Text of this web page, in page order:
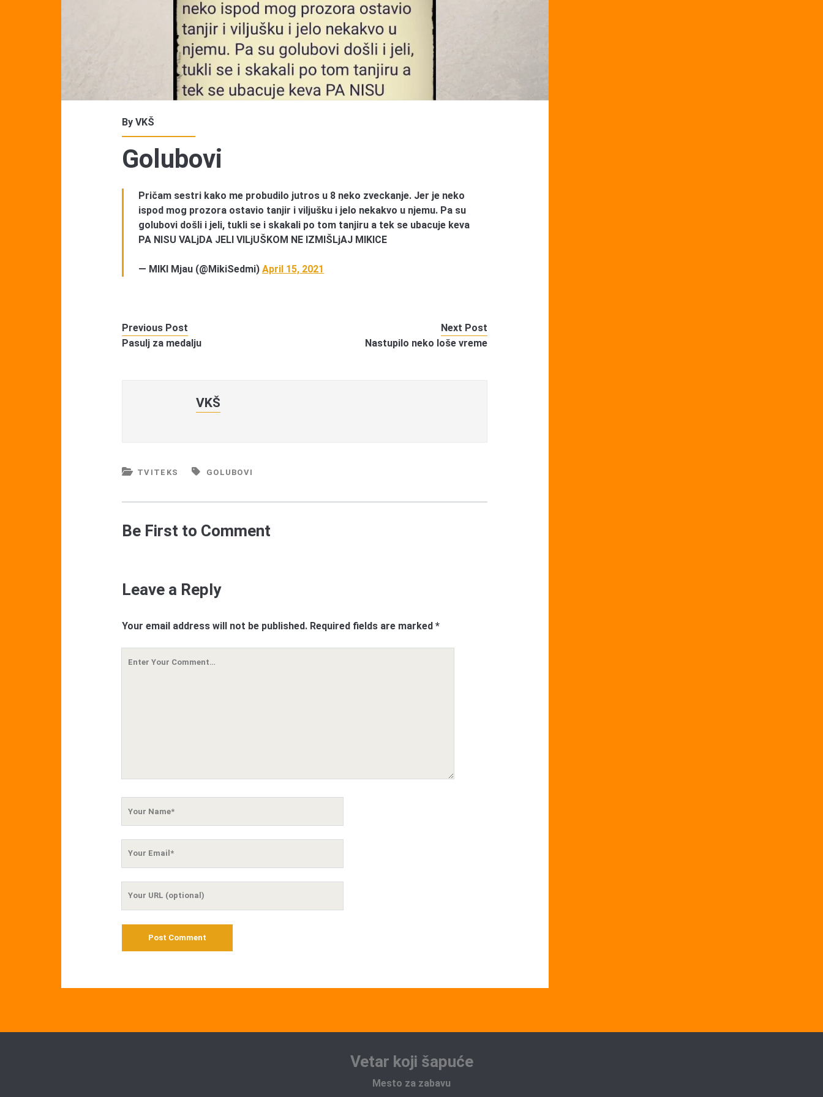
ByVKŠ
Golubovi
Pričam sestri kako me probudilo jutros u 8 neko zveckanje. Jer je neko
ispod mog prozora ostavio tanjir i viljušku i jelo nekakvo u njemu. Pa su
golubovi došli i jeli, tukli se i skakali po tom tanjiru a tek se ubacuje keva
PA NISU VALjDA JELI VILjUŠKOM NE IZMIŠLjAJ MIKICE
— MIKI Mjau (@MikiSedmi)April 15, 2021
Previous Post
Pasulj za medalju
Next Post
Nastupilo neko loše vreme
VKŠ
TVITEKS GOLUBOVI
Be First to Comment
Leave a Reply
Your email address will not be published. Required fields are marked*
Vetar koji šapuće
Mesto za zabavu